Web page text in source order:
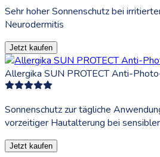
Sehr hoher Sonnenschutz bei
Neurodermitis
Jetzt kaufen
Allergika SUN PROTECT Anti-
Sonnenschutz zur tägliche
vorzeitiger Hautalterung bei
Jetzt kaufen